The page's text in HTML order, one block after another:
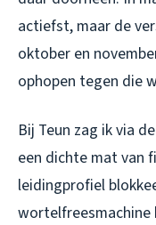
actiefst, maar de
oktober en
ophopen tegen die
Bij Teun zag ik via
een dichte mat van
leidingprofiel
wortelfreesmachine